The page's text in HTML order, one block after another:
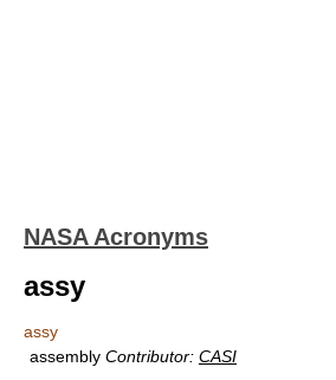
NASA Acronyms
assy
assy
assembly Contributor: CASI